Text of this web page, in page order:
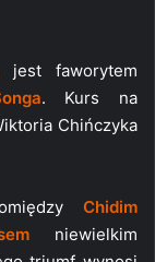
jest faworytem
. Kurs na
Chińczyka
Chidim
niewielkim